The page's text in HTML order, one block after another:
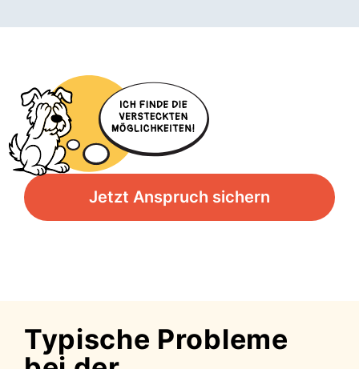
Jetzt Anspruch sichern
Typische Probleme